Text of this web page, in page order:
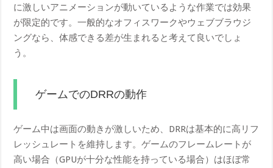
に激しいアニメーションが動いているような作業では効果
が限定的です。一般的なオフィスワークやウェブブラウジ
ングなら、体感できる差が生まれると考えて良いでしょ
う。
ゲームでのDRRの動作
ゲーム中は画面の動きが激しいため、DRRは基本的に高リフ
レッシュレートを維持します。ゲームのフレームレートが
高い場合（GPUが十分な性能を持っている場合）はほぼ常